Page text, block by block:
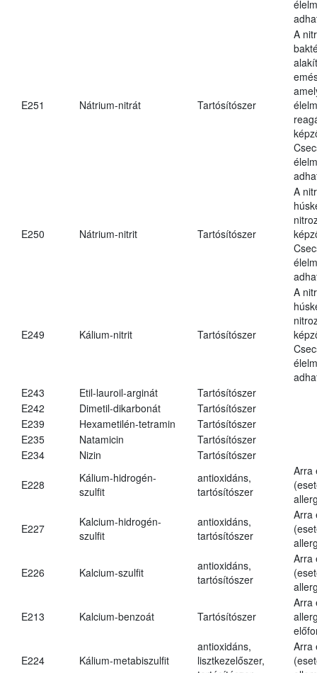
E251 Nátrium-nitrát Tartósítószer
A
E250 Nátrium-nitrit Tartósítószer
A
E249 Kálium-nitrit Tartósítószer
A
E243
Etil-lauroil-arginát
Tartósítószer
E242
Dimetil-dikarbonát
Tartósítószer
E239
Hexametilén-tetramin
Tartósítószer
E235
Natamicin
Tartósítószer
E234
Nizin Tartósítószer
E228
Kálium-hidrogén-
szulfit
antioxidáns,
tartósítószer
Arra
E227
Kalcium-hidrogén-
szulfit
antioxidáns,
tartósítószer
Arra
E226 Kalcium-szulfit
antioxidáns,
tartósítószer
Arra
E213 Kalcium-benzoát Tartósítószer
Arra
E224 Kálium-metabiszulfit
antioxidáns,
lisztkezelőszer,
Arra